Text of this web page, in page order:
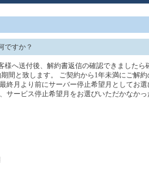
ですか？
様へ送付後、解約書返信の確認できました
間と致します。 ご契約から1年未満にご解
終月より前にサーバー停止希望月としてお
サービス停止希望月をお選びいただかなか